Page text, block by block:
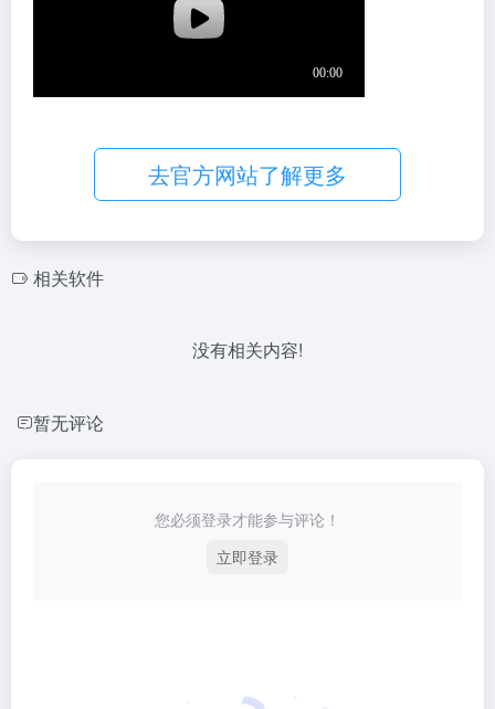
去官方网站了解更多
相关软件
没有相关内容!
暂无评论
您必须登录才能参与评论！
立即登录